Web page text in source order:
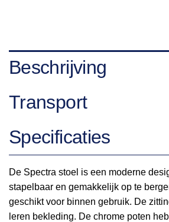
Beschrijving
Transport
Specificaties
De Spectra stoel is een moderne
stapelbaar en gemakkelijk op te
geschikt voor binnen gebruik. De
leren bekleding. De chrome poten